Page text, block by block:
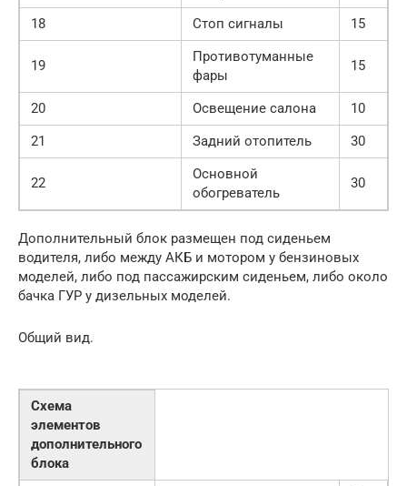
18 Стоп сигналы 15
19
Противотуманные
фары
15
20 Освещение салона
10
21
Задний отопитель 30
22
Основной
обогреватель
30
Дополнительный блок размещен под сиденьем
водителя, либо между АКБ и мотором у бензиновых
моделей, либо под пассажирским сиденьем, либо около
бачка ГУР у дизельных моделей.
Общий вид.
Схема
элементов
дополнительного
блока